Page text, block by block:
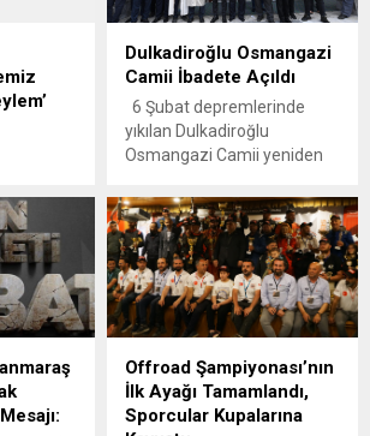
Bir
Adil ve
panel
farklı
için
Dulkadiroğlu Osmangazi
Camii İbadete Açıldı
6 Şubat depremlerinde
yıkılan Dulkadiroğlu
Osmangazi Camii yeniden
Görgel, “Bugün burada, hem
hüzünlü bir geçmişin hem
de umut dolu bir geleceğin
sembolü olan Osmangazi
Camii’mizin yeniden açılışını
gerçekleştirmenin huzurunu
mabedimizi her daim dolu,
huzurlu ve hayırlı eylesin”
dedi. 6 Şubat
Offroad Şampiyonası’nın
İlk Ayağı Tamamlandı,
Sporcular Kupalarına